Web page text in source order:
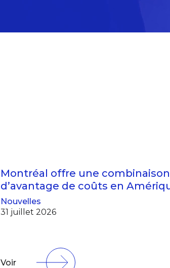
Montréal offre une
d’avantage de coûts en
Nouvelles
31 juillet 2026
Voir